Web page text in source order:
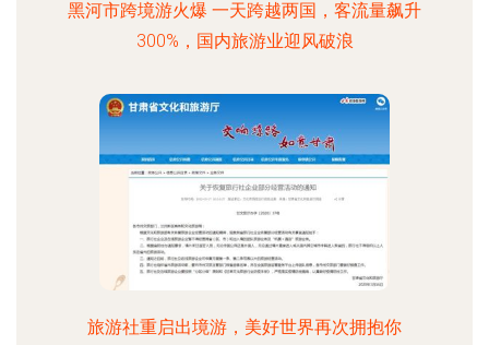
黑河市跨境游火爆 一天跨越两国，客流量飙升
300%，国内旅游业迎风破浪
旅游社重启出境游，美好世界再次拥抱你